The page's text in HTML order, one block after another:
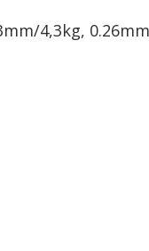
4,3kg,